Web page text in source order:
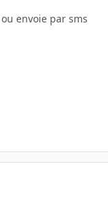
envoie par sms